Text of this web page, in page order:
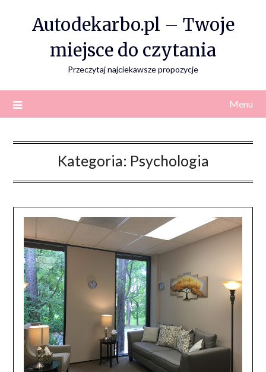
Autodekarbo.pl – Twoje
miejsce do czytania
Przeczytaj najciekawsze propozycje
Menu
Kategoria: Psychologia